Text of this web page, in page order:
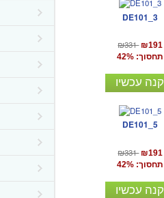
DE101_3
₪331 ₪191
תחסוך: 42%
קנה עכשיו
DE101_5
₪331 ₪191
תחסוך: 42%
קנה עכשיו